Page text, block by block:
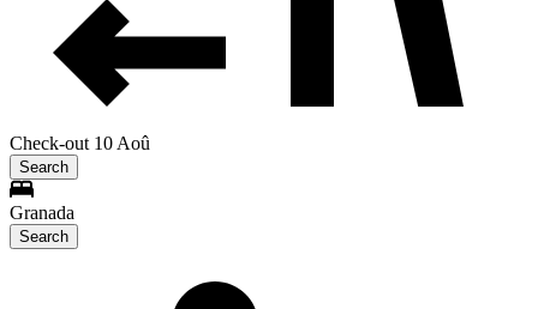
Check-out 10 Aoû
Search
Granada
Search